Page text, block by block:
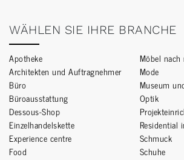
WÄHLEN SIE IHRE BRANCHE
Apotheke
Architekten und Auftragnehmer
Büro
Büroausstattung
Dessous-Shop
Einzelhandelskette
Experience centre
Food
Möbel nach
Mode
Museum
Optik
Residential
Schmuck
Schuhe